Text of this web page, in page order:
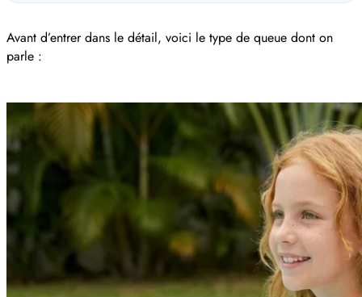
Avant d’entrer dans le détail, voici le type de queue dont on
parle :